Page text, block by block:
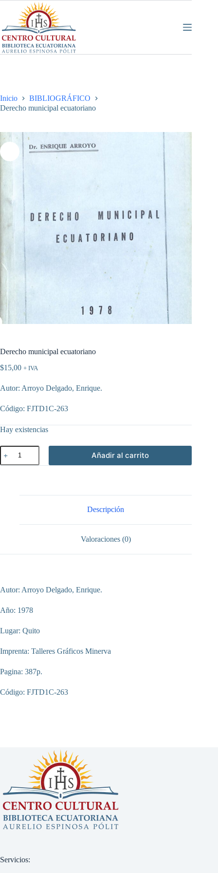
contenido
Inicio
BIBLIOGRÁFICO
Derecho municipal ecuatoriano
Derecho municipal ecuatoriano
$15,00 + IVA
Autor: Arroyo Delgado, Enrique.
Código: FJTD1C-263
Hay existencias
Derecho
municipal
ecuatoriano
Añadir al carrito
Descripción
Valoraciones (0)
Autor: Arroyo Delgado, Enrique.
Año: 1978
Lugar: Quito
Imprenta: Talleres Gráficos Minerva
Pagina: 387p.
Código: FJTD1C-263
Servicios: